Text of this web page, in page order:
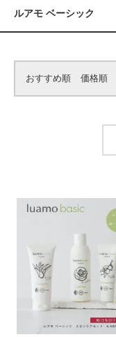
ルアモ ベーシック
おすすめ順 価格順